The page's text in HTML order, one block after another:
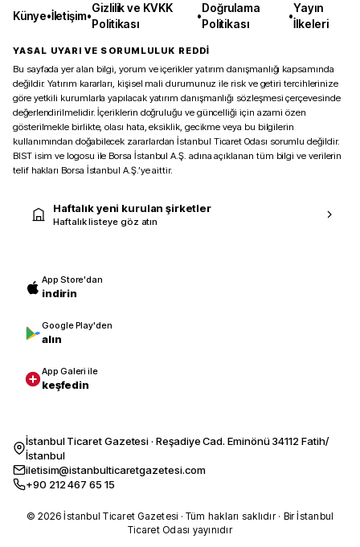
Künye•İletişim•
Gizlilik ve KVKK
Politikası
•
Doğrulama
Politikası
•
Yayın
İlkeleri
YASAL UYARI VE SORUMLULUK REDDİ
Bu sayfada yer alan bilgi, yorum ve içerikler yatırım danışmanlığı kapsamında
değildir. Yatırım kararları, kişisel mali durumunuz ile risk ve getiri tercihlerinize
göre yetkili kurumlarla yapılacak yatırım danışmanlığı sözleşmesi çerçevesinde
değerlendirilmelidir. İçeriklerin doğruluğu ve güncelliği için azami özen
gösterilmekle birlikte, olası hata, eksiklik, gecikme veya bu bilgilerin
kullanımından doğabilecek zararlardan İstanbul Ticaret Odası sorumlu değildir.
BIST isim ve logosu ile Borsa İstanbul A.Ş. adına açıklanan tüm bilgi ve verilerin
telif hakları Borsa İstanbul A.Ş.’ye aittir.
Haftalık yeni kurulan şirketler
Haftalık listeye göz atın
App Store'dan
indirin
Google Play'den
alın
App Galeri ile
keşfedin
İstanbul Ticaret Gazetesi · Reşadiye Cad. Eminönü 34112 Fatih/
İstanbul
iletisim@istanbulticaretgazetesi.com
+90 212 467 65 15
© 2026 İstanbul Ticaret Gazetesi · Tüm hakları saklıdır · Bir İstanbul
Ticaret Odası yayınıdır